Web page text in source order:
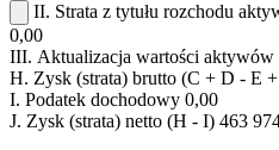
II. Strata z tytułu rozchodu
0,00
III. Aktualizacja wartości aktywów
H. Zysk (strata) brutto (C + D - E
I. Podatek dochodowy 0,00
J. Zysk (strata) netto (H - I) 463